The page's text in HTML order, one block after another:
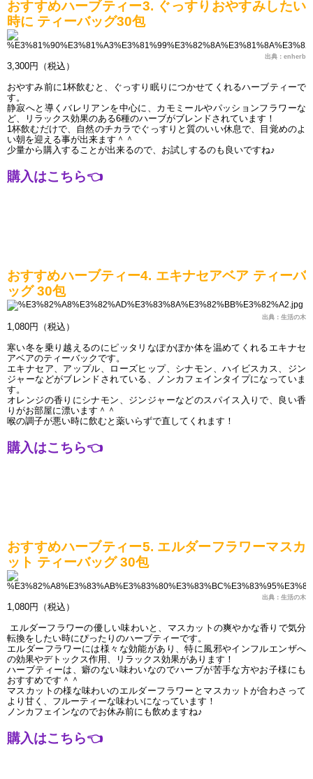
おすすめハーブティー3. ぐっすりおやすみしたい
時に ティーバッグ30包
出典：enherb
3,300円（税込）
おやすみ前に1杯飲むと、ぐっすり眠りにつかせてくれるハーブティーで
す。
静寂へと導くバレリアンを中心に、カモミールやパッションフラワーな
ど、リラックス効果のある6種のハーブがブレンドされています！
1杯飲むだけで、自然のチカラでぐっすりと質のいい休息で、目覚めのよ
い朝を迎える事が出来ます＾＾
少量から購入することが出来るので、お試しするのも良いですね♪
購入はこちら👈
おすすめハーブティー4. エキナセアベア ティーバ
ッグ 30包
出典：生活の木
1,080円（税込）
寒い冬を乗り越えるのにピッタリなぽかぽか体を温めてくれるエキナセ
アベアのティーバックです。
エキナセア、アップル、ローズヒップ、シナモン、ハイビスカス、ジン
ジャーなどがブレンドされている、ノンカフェインタイプになっていま
す。
オレンジの香りにシナモン、ジンジャーなどのスパイス入りで、良い香
りがお部屋に漂います＾＾
喉の調子が悪い時に飲むと薬いらずで直してくれます！
購入はこちら👈
おすすめハーブティー5. エルダーフラワーマスカ
ット ティーバッグ 30包
出典：生活の木
1,080円（税込）
エルダーフラワーの優しい味わいと、マスカットの爽やかな香りで気分
転換をしたい時にぴったりのハーブティーです。
エルダーフラワーには様々な効能があり、特に風邪やインフルエンザへ
の効果やデトックス作用、リラックス効果があります！
ハーブティーは、癖のない味わいなのでハーブが苦手な方やお子様にも
おすすめです＾＾
マスカットの様な味わいのエルダーフラワーとマスカットが合わさって
より甘く、フルーティーな味わいになっています！
ノンカフェインなのでお休み前にも飲めますね♪
購入はこちら👈